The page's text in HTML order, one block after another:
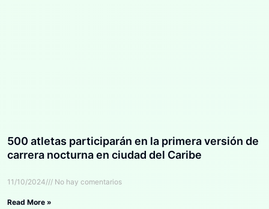
500 atletas participarán en la primera versión de
carrera nocturna en ciudad del Caribe
11/10/2024 No hay comentarios
Read More »